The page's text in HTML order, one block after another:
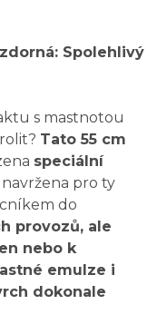
Spolehlivý
s mastnotou
Tato 55 cm
speciální
pro ty
do
provozů, ale
nebo k
emulze i
dokonale